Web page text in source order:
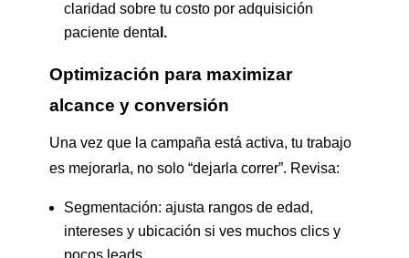
claridad sobre tu costo por adquisición
paciente dental.
Optimización para maximizar
alcance y conversión
Una vez que la campaña está activa, tu trabajo
es mejorarla, no solo “dejarla correr”. Revisa:
Segmentación: ajusta rangos de edad,
intereses y ubicación si ves muchos clics y